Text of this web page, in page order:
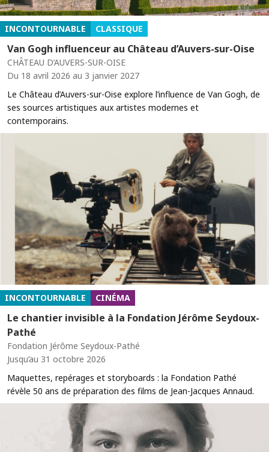
INCONTOURNABLE CLASSIQUE
Van Gogh influenceur au Château d’Auvers-sur-Oise
CHÂTEAU D’AUVERS-SUR-OISE
Du 18 avril 2026 au 3 janvier 2027
Le Château d’Auvers-sur-Oise explore l’influence de Van Gogh, de
ses sources artistiques aux artistes modernes et
contemporains.
INCONTOURNABLE CINÉMA
Le chantier invisible à la Fondation Jérôme Seydoux-
Pathé
Fondation Jérôme Seydoux-Pathé
Jusqu’au 31 octobre 2026
Maquettes, repérages et storyboards : la Fondation Pathé
révèle 50 ans de préparation des films de Jean-Jacques Annaud.